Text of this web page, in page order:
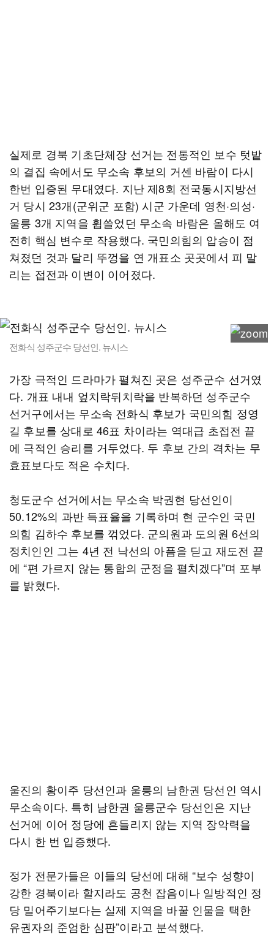
실제로 경북 기초단체장 선거는 전통적인 보수 텃밭
의 결집 속에서도 무소속 후보의 거센 바람이 다시
한번 입증된 무대였다. 지난 제8회 전국동시지방선
거 당시 23개(군위군 포함) 시군 가운데 영천·의성·
울릉 3개 지역을 휩쓸었던 무소속 바람은 올해도 여
전히 핵심 변수로 작용했다. 국민의힘의 압승이 점
쳐졌던 것과 달리 뚜껑을 연 개표소 곳곳에서 피 말
리는 접전과 이변이 이어졌다.
전화식 성주군수 당선인. 뉴시스
가장 극적인 드라마가 펼쳐진 곳은 성주군수 선거였
다. 개표 내내 엎치락뒤치락을 반복하던 성주군수
선거구에서는 무소속 전화식 후보가 국민의힘 정영
길 후보를 상대로 46표 차이라는 역대급 초접전 끝
에 극적인 승리를 거두었다. 두 후보 간의 격차는 무
효표보다도 적은 수치다.
청도군수 선거에서는 무소속 박권현 당선인이
50.12%의 과반 득표율을 기록하며 현 군수인 국민
의힘 김하수 후보를 꺾었다. 군의원과 도의원 6선의
정치인인 그는 4년 전 낙선의 아픔을 딛고 재도전 끝
에 “편 가르지 않는 통합의 군정을 펼치겠다”며 포부
를 밝혔다.
울진의 황이주 당선인과 울릉의 남한권 당선인 역시
무소속이다. 특히 남한권 울릉군수 당선인은 지난
선거에 이어 정당에 흔들리지 않는 지역 장악력을
다시 한 번 입증했다.
정가 전문가들은 이들의 당선에 대해 “보수 성향이
강한 경북이라 할지라도 공천 잡음이나 일방적인 정
당 밀어주기보다는 실제 지역을 바꿀 인물을 택한
유권자의 준엄한 심판”이라고 분석했다.